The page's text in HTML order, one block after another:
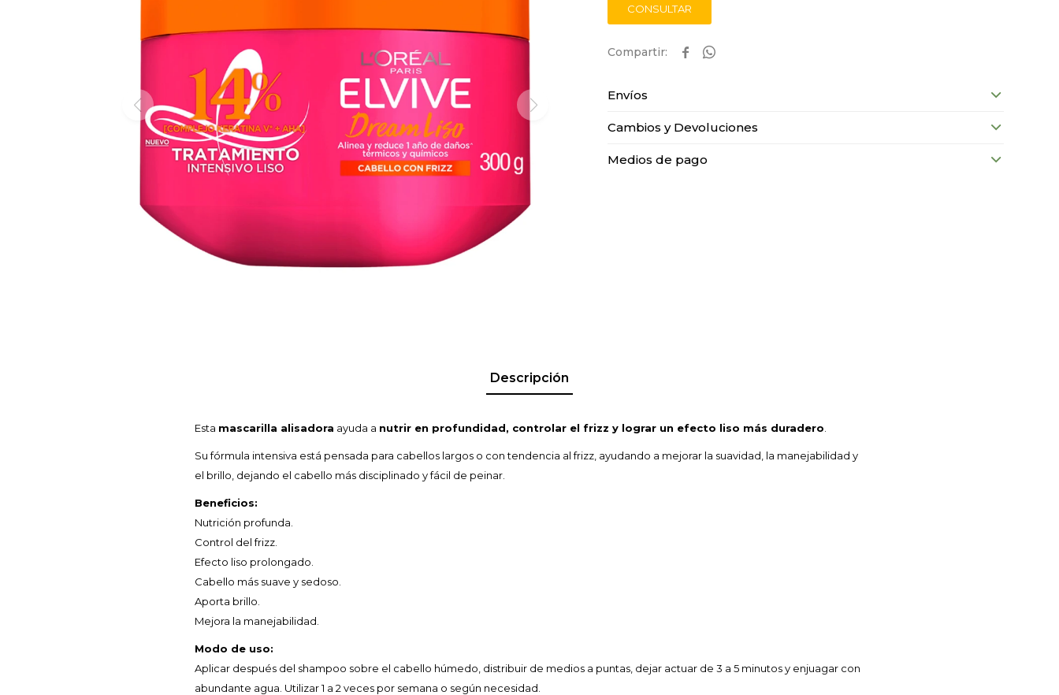
CONSULTAR
 
Envíos
Cambios y Devoluciones
Medios de pago
Descripción
Esta mascarilla alisadora ayuda a nutrir en profundidad, controlar el frizz y lograr un efecto liso más duradero
Su fórmula intensiva está pensada para cabellos largos o con tendencia al frizz, ayudando a mejorar la suavidad, la manejabilidad y
el brillo, dejando el cabello más disciplinado y fácil de peinar.
Beneficios:
Nutrición profunda.
Control del frizz.
Efecto liso prolongado.
Cabello más suave y sedoso.
Aporta brillo.
Mejora la manejabilidad.
Modo de uso:
Aplicar después del shampoo sobre el cabello húmedo, distribuir de medios a puntas, dejar actuar de 3 a 5 minutos y enjuagar con
abundante agua. Utilizar 1 a 2 veces por semana o según necesidad.